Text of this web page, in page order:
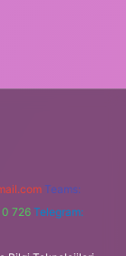
Teams:
726 Telegram: